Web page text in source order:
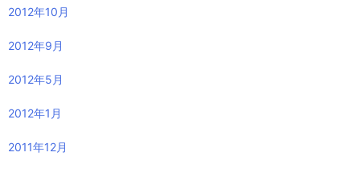
2012年10月
2012年9月
2012年5月
2012年1月
2011年12月